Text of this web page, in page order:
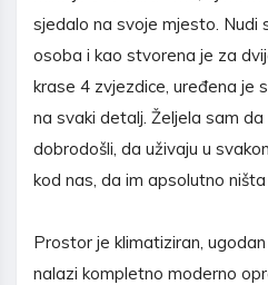
sjedalo na svoje mjesto. Nudi
osoba i kao stvorena je za
krase 4 zvjezdice, uređena je
na svaki detalj. Željela sam
dobrodošli, da uživaju u
kod nas, da im apsolutno
Prostor je klimatiziran,
nalazi kompletno moderno